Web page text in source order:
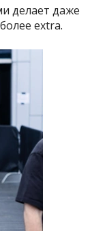
делает даже
extra.